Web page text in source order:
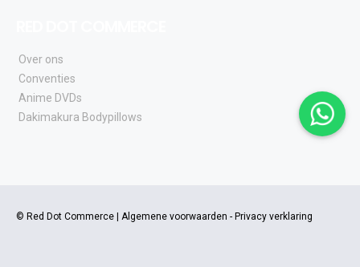
Over ons
Conventies
Anime DVDs
Dakimakura Bodypillows
© Red Dot Commerce | Algemene voorwaarden - Privacy verklaring